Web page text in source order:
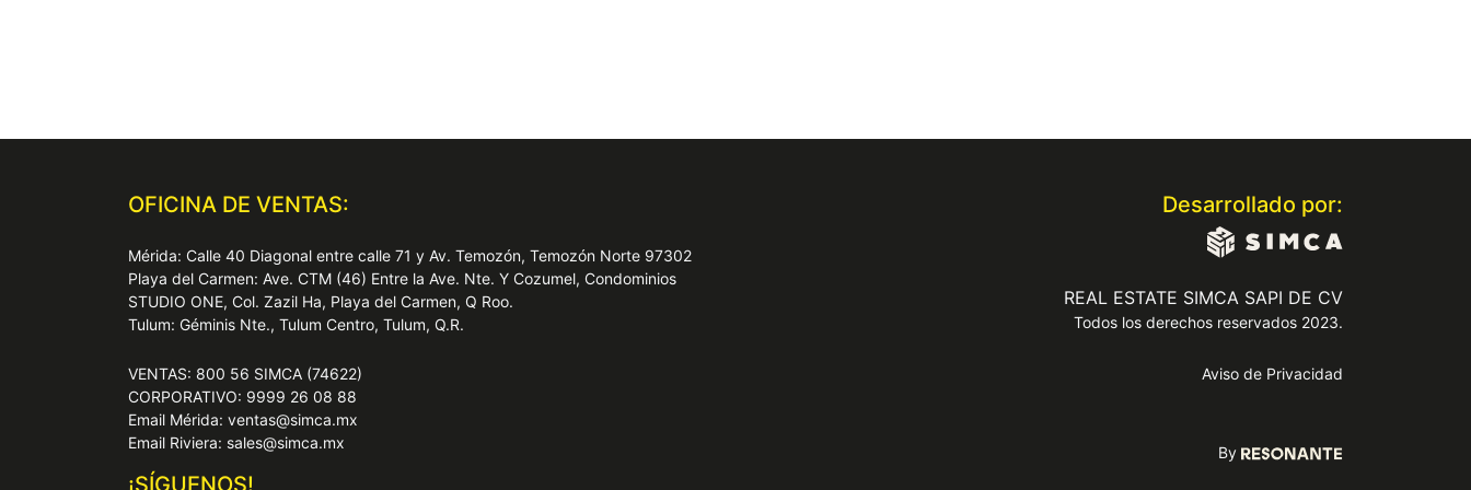
OFICINA DE VENTAS:
Mérida: Calle 40 Diagonal entre calle 71 y Av. Temozón, Temozón Norte 97302
Playa del Carmen: Ave. CTM (46) Entre la Ave. Nte. Y Cozumel, Condominios
STUDIO ONE, Col. Zazil Ha, Playa del Carmen, Q Roo.
Tulum: Géminis Nte., Tulum Centro, Tulum, Q.R.
VENTAS: 800 56 SIMCA (74622)
CORPORATIVO: 9999 26 08 88
Email Mérida: ventas@simca.mx
Email Riviera: sales@simca.mx
¡SÍGUENOS!
Desarrollado por:
REAL ESTATE SIMCA SAPI DE CV
Todos los derechos reservados 2023.
Aviso de Privacidad
By